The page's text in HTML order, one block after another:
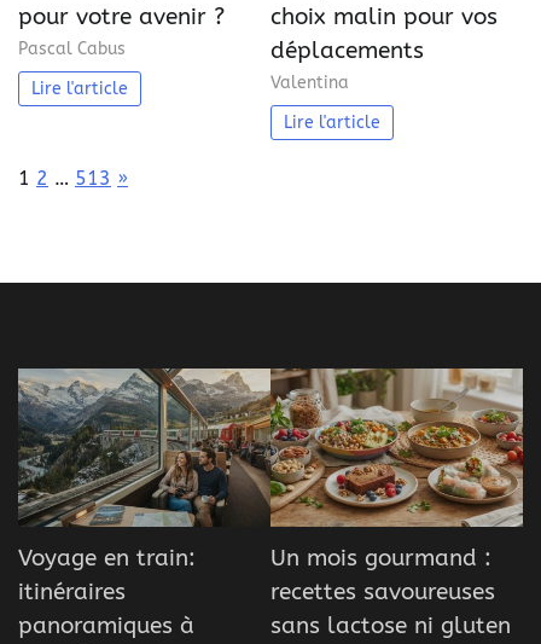
pour votre avenir ?
Pascal Cabus
Lire l'article
choix malin pour vos
déplacements
Valentina
Lire l'article
Page:
1 2 … 513 Next
»
Voyage en train:
itinéraires
panoramiques à
Un mois gourmand :
recettes savoureuses
sans lactose ni gluten